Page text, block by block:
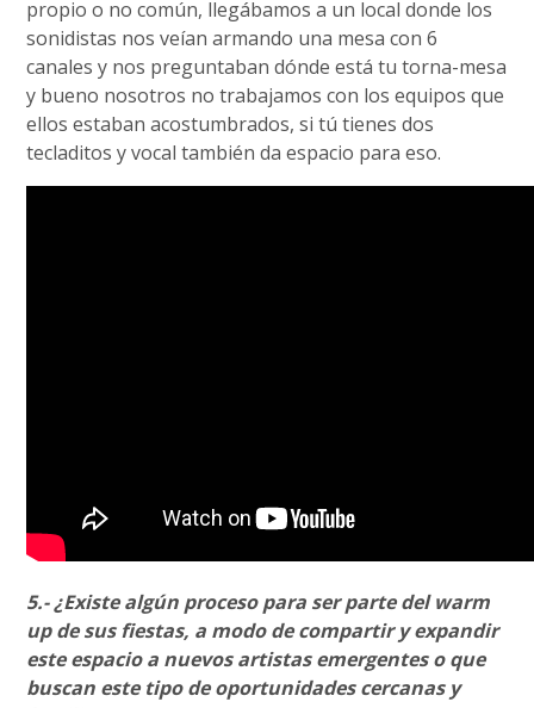
propio o no común, llegábamos a un local donde los
sonidistas nos veían armando una mesa con 6
canales y nos preguntaban dónde está tu torna-mesa
y bueno nosotros no trabajamos con los equipos que
ellos estaban acostumbrados, si tú tienes dos
tecladitos y vocal también da espacio para eso.
5.- ¿Existe algún proceso para ser parte del warm
up de sus fiestas, a modo de compartir y expandir
este espacio a nuevos artistas emergentes o que
buscan este tipo de oportunidades cercanas y